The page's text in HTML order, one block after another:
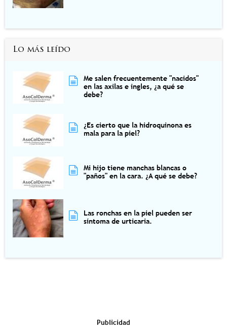
Lo más leído
Me salen frecuentemente "nacidos"
en las axilas e ingles, ¿a qué se
debe?
¿Es cierto que la hidroquinona es
mala para la piel?
Mi hijo tiene manchas blancas o
"paños" en la cara. ¿A qué se debe?
Las ronchas en la piel pueden ser
síntoma de urticaria.
Publicidad